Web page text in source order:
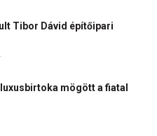
Tibor Dávid építőipari
mögött a fiatal